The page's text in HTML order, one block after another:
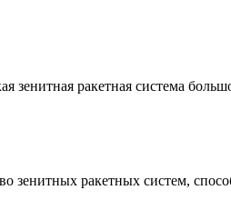
зенитная ракетная система
зенитных ракетных систем,